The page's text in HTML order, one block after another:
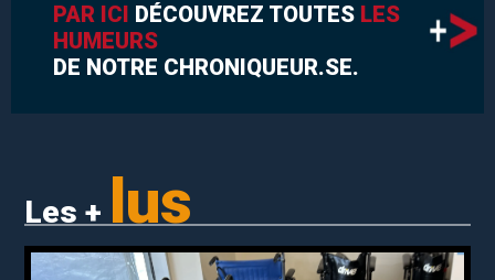
PAR ICI DÉCOUVREZ TOUTES LES
HUMEURS
DE NOTRE CHRONIQUEUR.SE.
Les + lus